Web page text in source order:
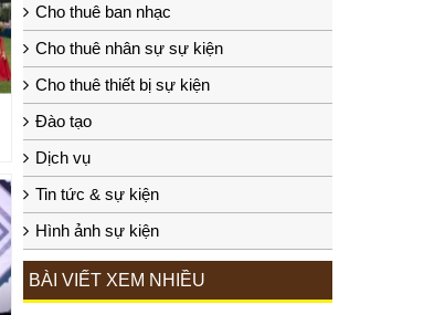
Cho thuê ban nhạc
Cho thuê nhân sự sự kiện
Cho thuê thiết bị sự kiện
Đào tạo
Dịch vụ
Tin tức & sự kiện
Hình ảnh sự kiện
BÀI VIẾT XEM NHIỀU